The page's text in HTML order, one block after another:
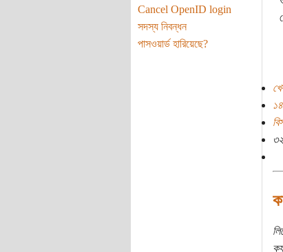
Cancel OpenID login
সদস্য নিবন্ধন
পাসওয়ার্ড হারিয়েছে?